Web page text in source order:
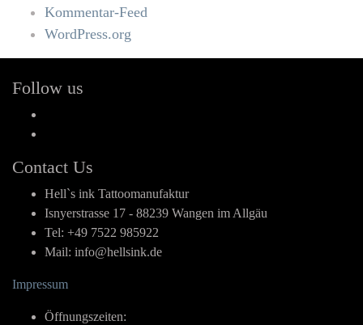
Kommentar-Feed
WordPress.org
Follow us
Contact Us
Hell`s ink Tattoomanufaktur
Isnyerstrasse 17 - 88239 Wangen im Allgäu
Tel: +49 7522 985922
Mail: info@hellsink.de
Impressum
Öffnungszeiten: